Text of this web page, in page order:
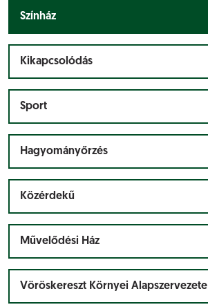
Színház
Kikapcsolódás
Sport
Hagyományőrzés
Közérdekű
Művelődési Ház
Vöröskereszt Környei Alapszervezete